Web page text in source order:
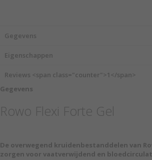
Gegevens
Eigenschappen
Reviews <span class="counter">1</span>
Gegevens
Rowo Flexi Forte Gel
De overwegend kruidenbestanddelen van
zorgen voor vaatverwijdend en